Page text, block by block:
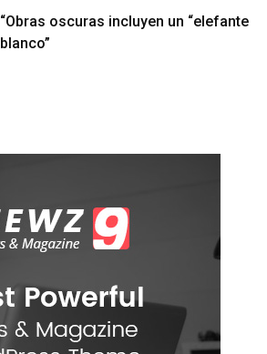
“Obras oscuras incluyen un “elefante
blanco”